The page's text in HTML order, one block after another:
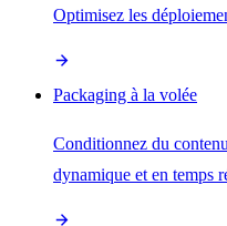
Optimisez les
Packaging à la volée
Conditionnez du
dynamique et en temps